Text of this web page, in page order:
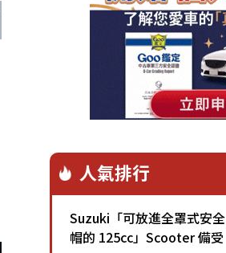
人氣排行
Suzuki「可放進全罩式安全
帽的 125cc」Scooter 備受